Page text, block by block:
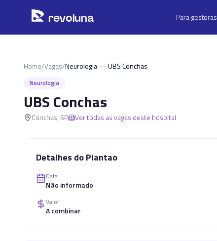
revoluna Para gestoras
Home/Vagas/Neurologia — UBS Conchas
Neurologia
UBS Conchas
Conchas, SP Ver todas as vagas deste hospital
Detalhes do Plantao
Data
Não informado
Valor
A combinar